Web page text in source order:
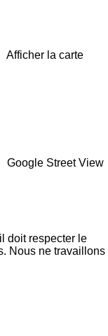
Afficher la carte
Google Street View
doit respecter le
Nous ne travaillons